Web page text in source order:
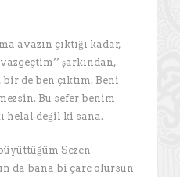
avazın çıktığı kadar,
şarkından,
de ben çıktım. Beni
Bu sefer benim
helal değil ki sana.
Sezen
da bana bi çare olursun